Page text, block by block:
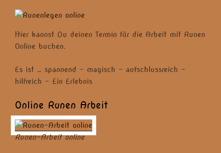
Hier kannst Du deinen Termin für die Arbeit mit Runen
Online buchen.
Es ist … spannend – magisch – aufschlussreich –
hilfreich – Ein Erlebnis
Online Runen Arbeit
Runen-Arbeit online